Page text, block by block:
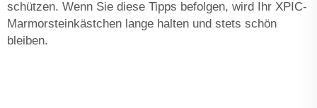
schützen. Wenn Sie diese Tipps befolgen, wird Ihr XPIC-
Marmorsteinkästchen lange halten und stets schön
bleiben.